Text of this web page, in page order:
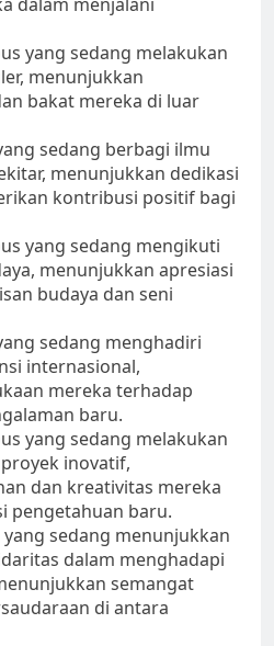
yang sedang melakukan
menunjukkan
bakat mereka di luar
sedang berbagi ilmu
menunjukkan dedikasi
kontribusi positif bagi
yang sedang mengikuti
menunjukkan apresiasi
budaya dan seni
sedang menghadiri
internasional,
mereka terhadap
baru.
yang sedang melakukan
inovatif,
dan kreativitas mereka
pengetahuan baru.
sedang menunjukkan
dalam menghadapi
semangat
di antara